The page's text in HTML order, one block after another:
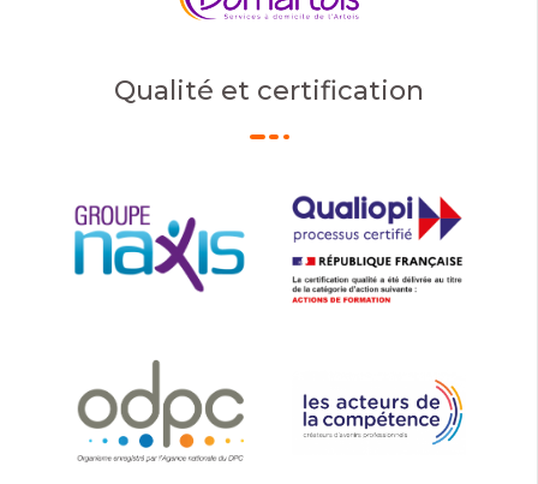
Qualité et certification